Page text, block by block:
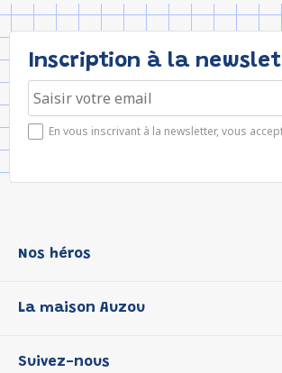
Inscription à la
En vous inscrivant à la newsletter, vous
Nos héros
P'tit Loup
La maison Auzou
Suivez-nous